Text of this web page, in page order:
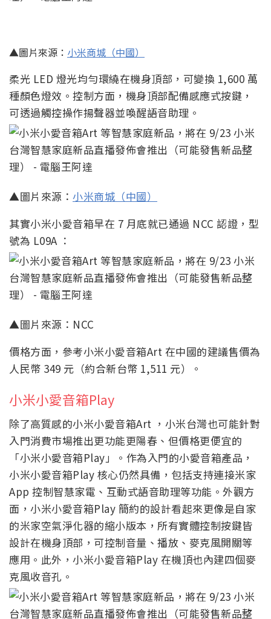
▲圖片來源： 小米商城（中國）
柔光 LED 燈光均勻環繞在機身頂部，可變換 1,600 萬
種顏色燈效。控制方面，機身頂部配備感應式按鍵，
可透過觸控操作揚聲器並喚醒語音助理。
▲圖片來源： 小米商城（中國）
其實小米小愛音箱早在 7 月底就已通過 NCC 認證，型
號為 L09A ：
▲圖片來源：NCC
價格方面，參考小米小愛音箱Art 在中國的建議售價為
人民幣 349 元（約合新台幣 1,511 元）。
小米小愛音箱Play
除了高質感的小米小愛音箱Art ，小米台灣也可能針對
入門消費市場推出更功能更陽春、但價格更便宜的
「小米小愛音箱Play」。作為入門的小愛音箱產品，
小米小愛音箱Play 核心仍然具備，包括支持連接米家
App 控制智慧家電、互動式語音助理等功能。外觀方
面，小米小愛音箱Play 簡約的設計看起來更像是自家
的米家空氣淨化器的縮小版本，所有實體控制按鍵皆
設計在機身頂部，可控制音量、播放、麥克風開關等
應用。此外，小米小愛音箱Play 在機頂也內建四個麥
克風收音孔。